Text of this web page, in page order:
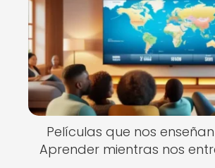
Películas que nos
Aprender mientras nos